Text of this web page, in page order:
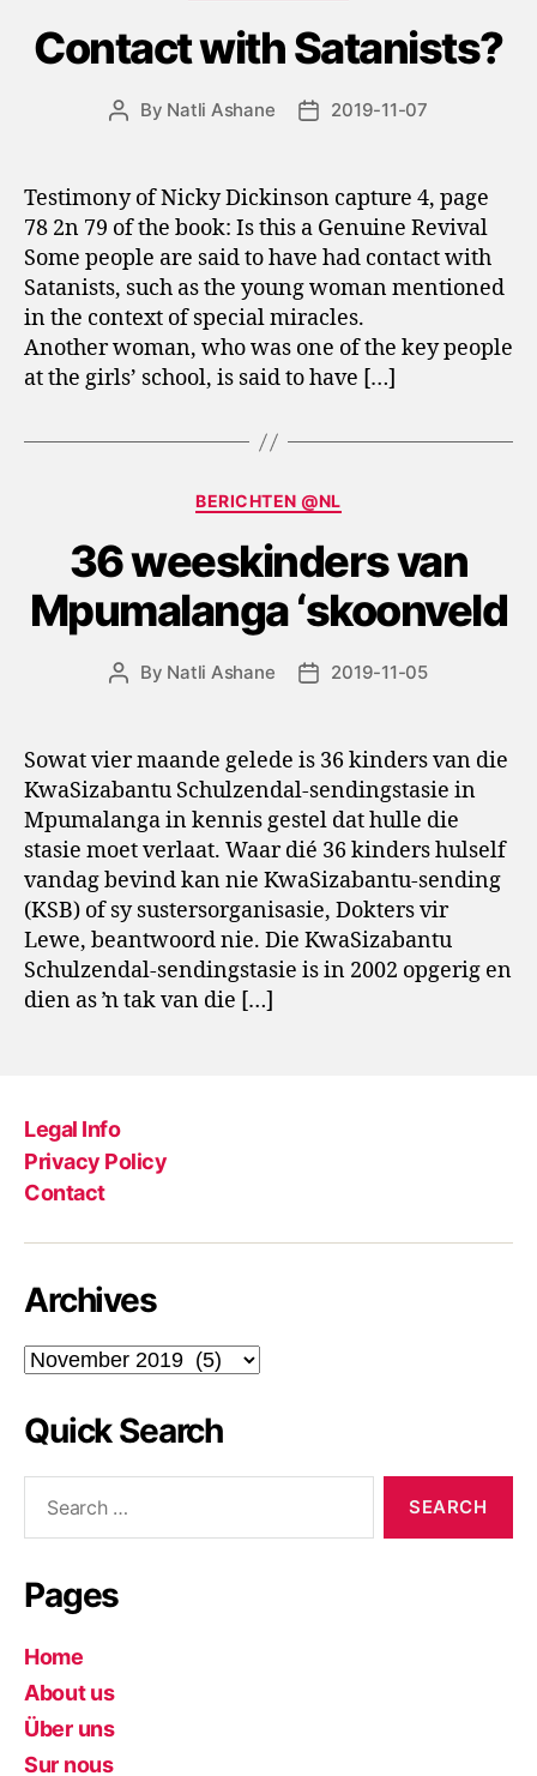
Contact with Satanists?
Post
By Natli Ashane
Post2019-11-07
Testimony of Nicky Dickinson capture 4, page
78 2n 79 of the book: Is this a Genuine Revival
Some people are said to have had contact with
Satanists, such as the young woman mentioned
in the context of special miracles.
Another woman, who was one of the key people
at the girls’ school, is said to have […]
Categories
BERICHTEN @NL
36 weeskinders van
Mpumalanga ‘skoonveld
Post
By Natli Ashane
Post2019-11-05
Sowat vier maande gelede is 36 kinders van die
KwaSizabantu Schulzendal-sendingstasie in
Mpumalanga in kennis gestel dat hulle die
stasie moet verlaat. Waar dié 36 kinders hulself
vandag bevind kan nie KwaSizabantu-sending
(KSB) of sy sustersorganisasie, Dokters vir
Lewe, beantwoord nie. Die KwaSizabantu
Schulzendal-sendingstasie is in 2002 opgerig en
dien as ŉ tak van die […]
Legal Info
Privacy Policy
Contact
Archives
Archives
Quick Search
Pages
Home
About us
Über uns
Sur nous